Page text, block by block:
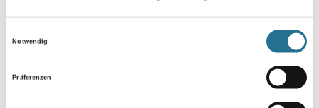
Notwendig
Präferenzen
PRODUKTEIGENSCHAFTEN